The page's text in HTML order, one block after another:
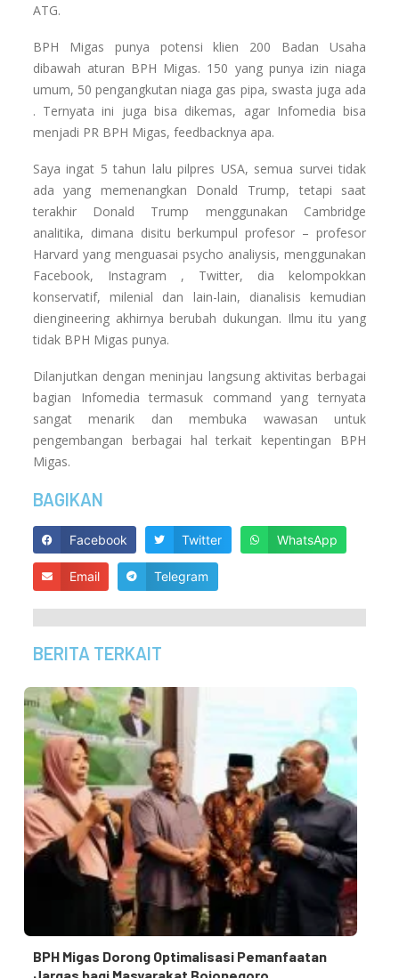
ATG.
BPH Migas punya potensi klien 200 Badan Usaha
dibawah aturan BPH Migas. 150 yang punya izin niaga
umum, 50 pengangkutan niaga gas pipa, swasta juga ada
. Ternyata ini juga bisa dikemas, agar Infomedia bisa
menjadi PR BPH Migas, feedbacknya apa.
Saya ingat 5 tahun lalu pilpres USA, semua survei tidak
ada yang memenangkan Donald Trump, tetapi saat
terakhir Donald Trump menggunakan Cambridge
analitika, dimana disitu berkumpul profesor – profesor
Harvard yang menguasai psycho analiysis, menggunakan
Facebook, Instagram , Twitter, dia kelompokkan
konservatif, milenial dan lain-lain, dianalisis kemudian
diengineering akhirnya berubah dukungan. Ilmu itu yang
tidak BPH Migas punya.
Dilanjutkan dengan meninjau langsung aktivitas berbagai
bagian Infomedia termasuk command yang ternyata
sangat menarik dan membuka wawasan untuk
pengembangan berbagai hal terkait kepentingan BPH
Migas.
BAGIKAN
Facebook Twitter WhatsApp
Email Telegram
BERITA TERKAIT
BPH Migas Dorong Optimalisasi Pemanfaatan